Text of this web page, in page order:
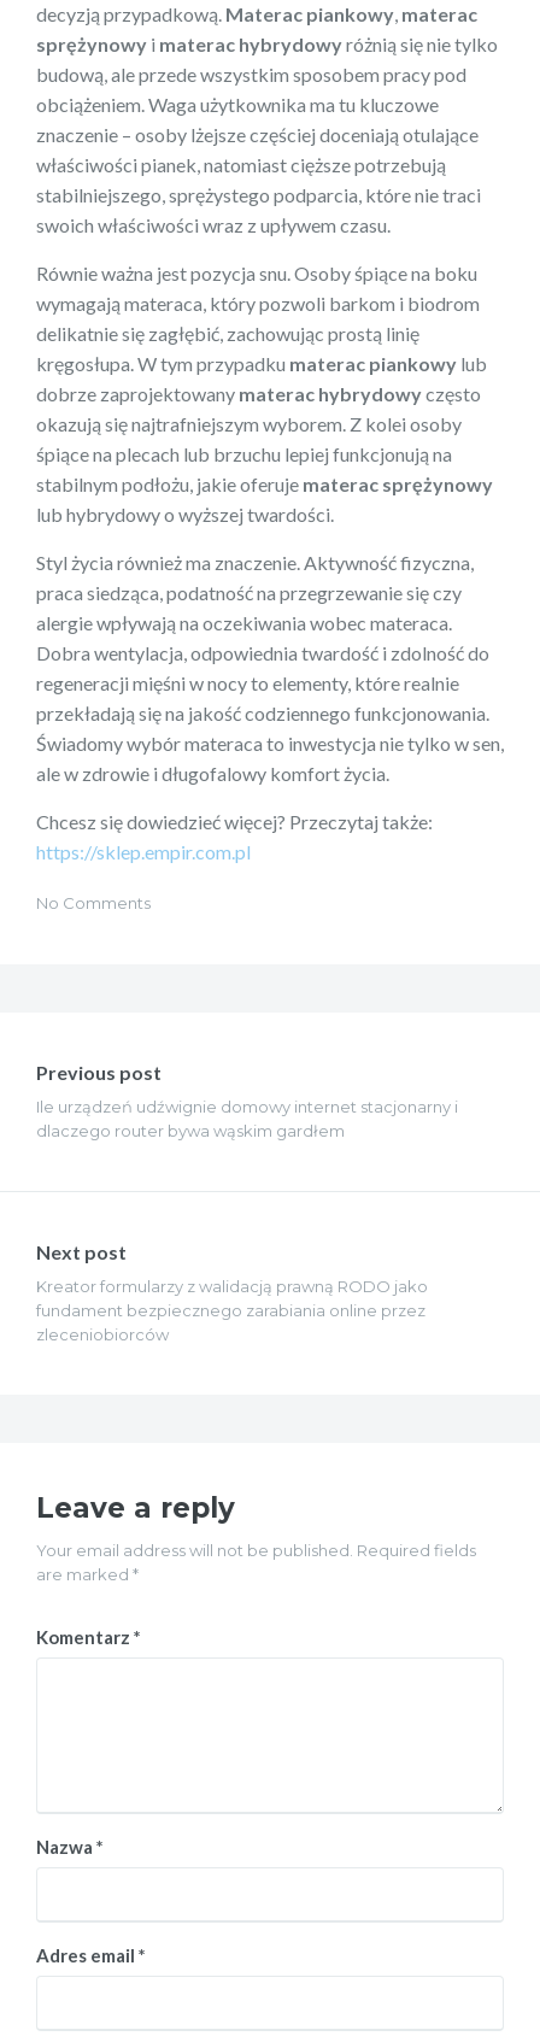
decyzją przypadkową. Materac piankowy materac
sprężynowy i materac hybrydowyróżnią się nie tylko
budową, ale przede wszystkim sposobem pracy pod
obciążeniem. Waga użytkownika ma tu kluczowe
znaczenie – osoby lżejsze częściej doceniają otulające
właściwości pianek, natomiast cięższe potrzebują
stabilniejszego, sprężystego podparcia, które nie traci
swoich właściwości wraz z upływem czasu.
Równie ważna jest pozycja snu. Osoby śpiące na boku
wymagają materaca, który pozwoli barkom i biodrom
delikatnie się zagłębić, zachowując prostą linię
kręgosłupa. W tym przypadku materac piankowy lub
dobrze zaprojektowany materac hybrydowyczęsto
okazują się najtrafniejszym wyborem. Z kolei osoby
śpiące na plecach lub brzuchu lepiej funkcjonują na
stabilnym podłożu, jakie oferuje materac sprężynowy
lub hybrydowy o wyższej twardości.
Styl życia również ma znaczenie. Aktywność fizyczna,
praca siedząca, podatność na przegrzewanie się czy
alergie wpływają na oczekiwania wobec materaca.
Dobra wentylacja, odpowiednia twardość i zdolność do
regeneracji mięśni w nocy to elementy, które realnie
przekładają się na jakość codziennego funkcjonowania.
Świadomy wybór materaca to inwestycja nie tylko w sen,
ale w zdrowie i długofalowy komfort życia.
Chcesz się dowiedzieć więcej? Przeczytaj także:
https://sklep.empir.com.pl
No Comments
wpisu
Previous post
Ile urządzeń udźwignie domowy internet stacjonarny i
dlaczego router bywa wąskim gardłem
Next post
Kreator formularzy z walidacją prawną RODO jako
fundament bezpiecznego zarabiania online przez
zleceniobiorców
Leave a reply
Your email address will not be published. Required fields
are marked *
Komentarz *
Nazwa *
Adres email *